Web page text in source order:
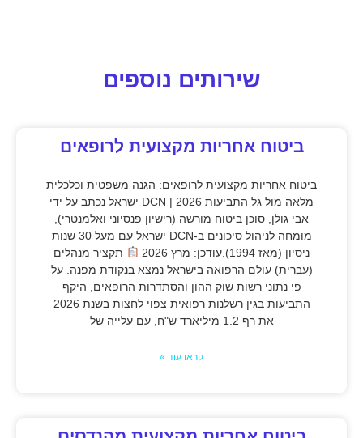
שירותים נוספים
ביטוח אחריות מקצועית לרופאים
ביטוח אחריות מקצועית לרופאים: הגנה משפטית וכלכלית
מלאה מול גל התביעות 2026 | DCN ישראל נכתב על ידי
אבי גולן, סוכן ביטוח מורשה (רישיון פנסיוני ואלמנטרי),
מומחה לניהול סיכונים ב-DCN ישראל עם מעל 30 שנות
ניסיון (מאז 1994).עודכן: מרץ 2026
תקציר מנהלים
(עברית) עולם הרפואה בישראל נמצא בנקודת מפנה. על
פי נתוני רשות שוק ההון והסתדרות הרופאים, היקף
התביעות בגין רשלנות רפואית צפוי לחצות בשנת 2026
את רף 1.2 מיליארד ש"ח, עם עלייה של
קראו עוד »